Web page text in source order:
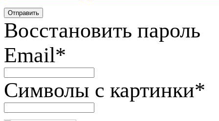
Восстановить пароль
Email*
Символы с картинки*